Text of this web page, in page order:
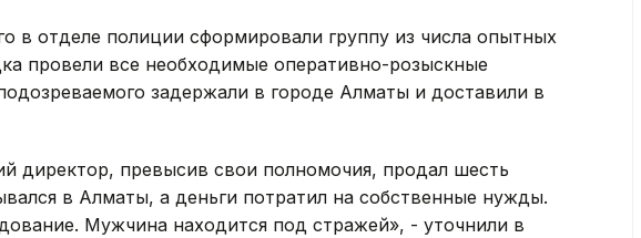
в отделе полиции сформировали группу из числа опытных
провели все необходимые оперативно-розыскные
задержали в городе Алматы и доставили в
директор, превысив свои полномочия, продал шесть
в Алматы, а деньги потратил на собственные нужды.
Мужчина находится под стражей», - уточнили в